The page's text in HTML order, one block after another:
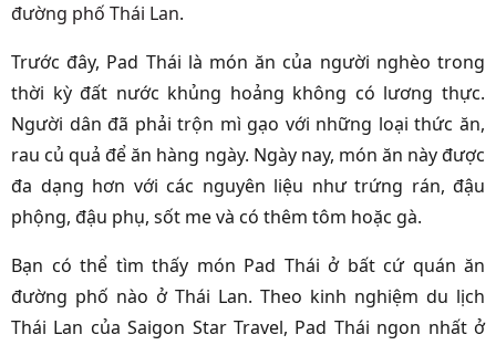
đường phố Thái Lan.
Trước đây, Pad Thái là món ăn của người nghèo trong
thời kỳ đất nước khủng hoảng không có lương thực.
Người dân đã phải trộn mì gạo với những loại thức ăn,
rau củ quả để ăn hàng ngày. Ngày nay, món ăn này được
đa dạng hơn với các nguyên liệu như trứng rán, đậu
phộng, đậu phụ, sốt me và có thêm tôm hoặc gà.
Bạn có thể tìm thấy món Pad Thái ở bất cứ quán ăn
đường phố nào ở Thái Lan. Theo kinh nghiệm du lịch
Thái Lan của Saigon Star Travel, Pad Thái ngon nhất ở